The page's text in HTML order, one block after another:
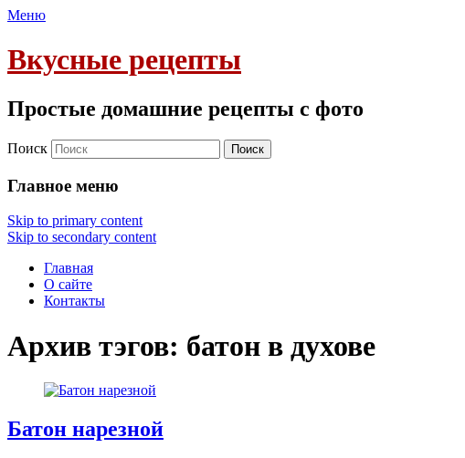
Меню
Вкусные рецепты
Простые домашние рецепты с фото
Поиск
Главное меню
Skip to primary content
Skip to secondary content
Главная
О сайте
Контакты
Архив тэгов: батон в духове
Батон нарезной